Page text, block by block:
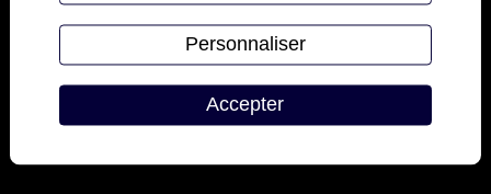
Accepter
Personnaliser